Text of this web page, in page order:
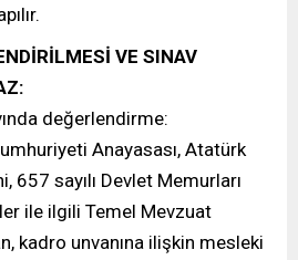
VE SINAV
değerlendirme:
Anayasası, Atatürk
657 sayılı Devlet Memurları
ile ilgili Temel Mevzuat
kadro unvanına ilişkin mesleki